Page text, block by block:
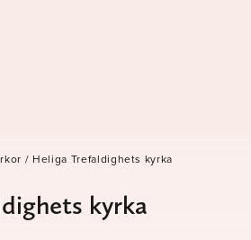
/ Heliga Trefaldighets kyrka
kyrka